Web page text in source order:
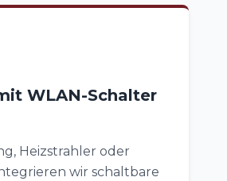
WLAN-Schalter
Heizstrahler oder
wir schaltbare